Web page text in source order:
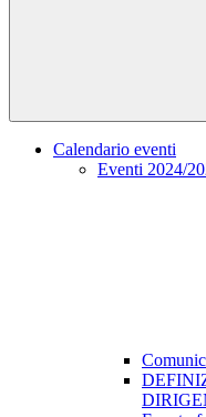
Calendario eventi
Eventi 2024/